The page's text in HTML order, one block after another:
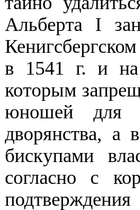
Альберта I
в 1541 г. и на
которым
юношей для
дворянства, а
бискупами
согласно с